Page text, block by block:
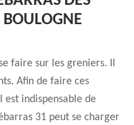
BOULOGNE
faire sur les greniers. Il
Afin de faire ces
est indispensable de
31 peut se charger